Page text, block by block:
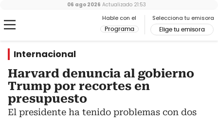
Hable con el
Programa
Selecciona tu emisora
Elige tu emisora
06 ago 2026 Actualizado 21:53
Internacional
Harvard denuncia al gobierno
Trump por recortes en
presupuesto
El presidente ha tenido problemas con dos